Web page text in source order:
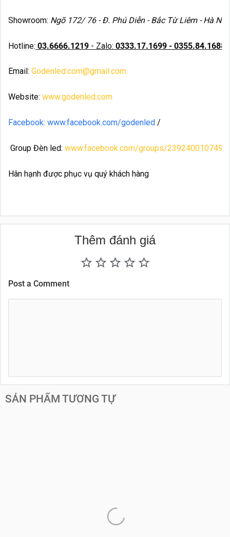
Showroom: Ngõ 172/ 76 - Đ. Phú Diễn - Bắc Từ Liêm - Hà Nội
Hotline: 03.6666.1219 - Zalo: 0333.17.1699 - 0355.84.1688
Email: Godenled.com@gmail.com.
Website: www.godenled.com
Facebook: www.facebook.com/godenled /
Group Đèn led: www.facebook.com/groups/
Hân hạnh được phục vụ quý khách hàng
Thêm đánh giá
Post a Comment
SẢN PHẨM TƯƠNG TỰ